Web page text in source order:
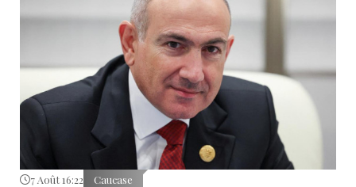
défend la poursuite de la concession et appelle au
7 Août 16:22 Caucase